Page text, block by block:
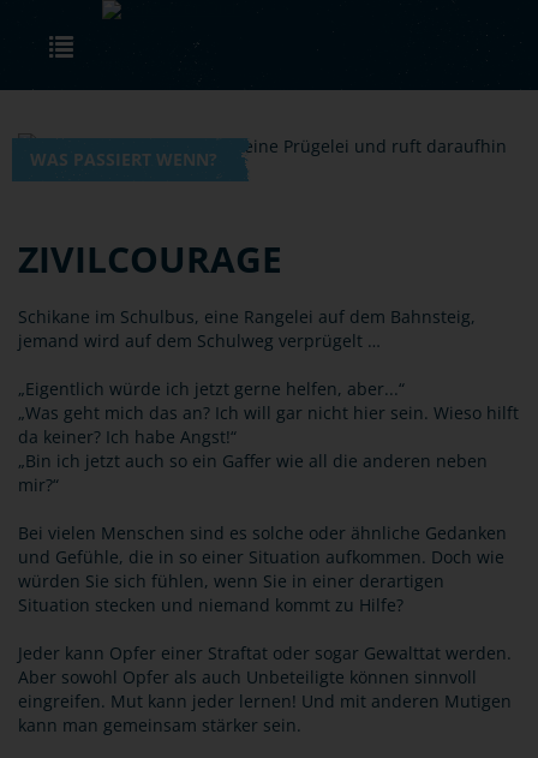
Skip to main content
WAS PASSIERT WENN?
ZIVILCOURAGE
Schikane im Schulbus, eine Rangelei auf dem Bahnsteig,
jemand wird auf dem Schulweg verprügelt …
„Eigentlich würde ich jetzt gerne helfen, aber...“
„Was geht mich das an? Ich will gar nicht hier sein. Wieso hilft
da keiner? Ich habe Angst!“
„Bin ich jetzt auch so ein Gaffer wie all die anderen neben
mir?“
Bei vielen Menschen sind es solche oder ähnliche Gedanken
und Gefühle, die in so einer Situation aufkommen. Doch wie
würden Sie sich fühlen, wenn Sie in einer derartigen
Situation stecken und niemand kommt zu Hilfe?
Jeder kann Opfer einer Straftat oder sogar Gewalttat werden.
Aber sowohl Opfer als auch Unbeteiligte können sinnvoll
eingreifen. Mut kann jeder lernen! Und mit anderen Mutigen
kann man gemeinsam stärker sein.